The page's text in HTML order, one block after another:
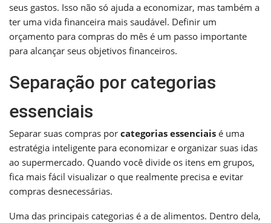
seus gastos. Isso não só ajuda a economizar, mas também a
ter uma vida financeira mais saudável. Definir um
orçamento para compras do mês é um passo importante
para alcançar seus objetivos financeiros.
Separação por categorias
essenciais
Separar suas compras por categorias essenciais é uma
estratégia inteligente para economizar e organizar suas idas
ao supermercado. Quando você divide os itens em grupos,
fica mais fácil visualizar o que realmente precisa e evitar
compras desnecessárias.
Uma das principais categorias é a de alimentos. Dentro dela,